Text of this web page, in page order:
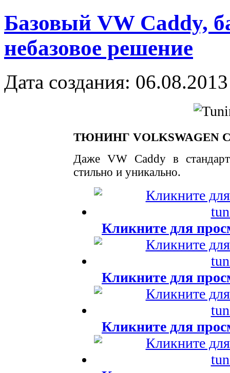
Базовый VW Caddy,
небазовое решение
Дата создания: 06.08.2013
ТЮНИНГ VOLKSWAGEN
Даже VW Caddy в
стильно и уникально.
Кликните для
Кликните для
Кликните для